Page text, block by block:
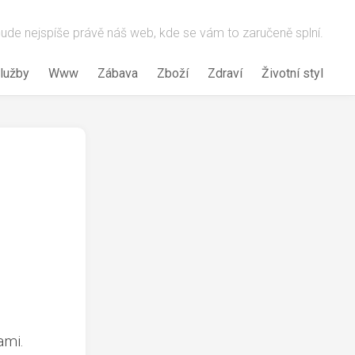
nejspíše právě náš web, kde se vám to zaručeně splní.
Www Zábava Zboží Zdraví Životní styl